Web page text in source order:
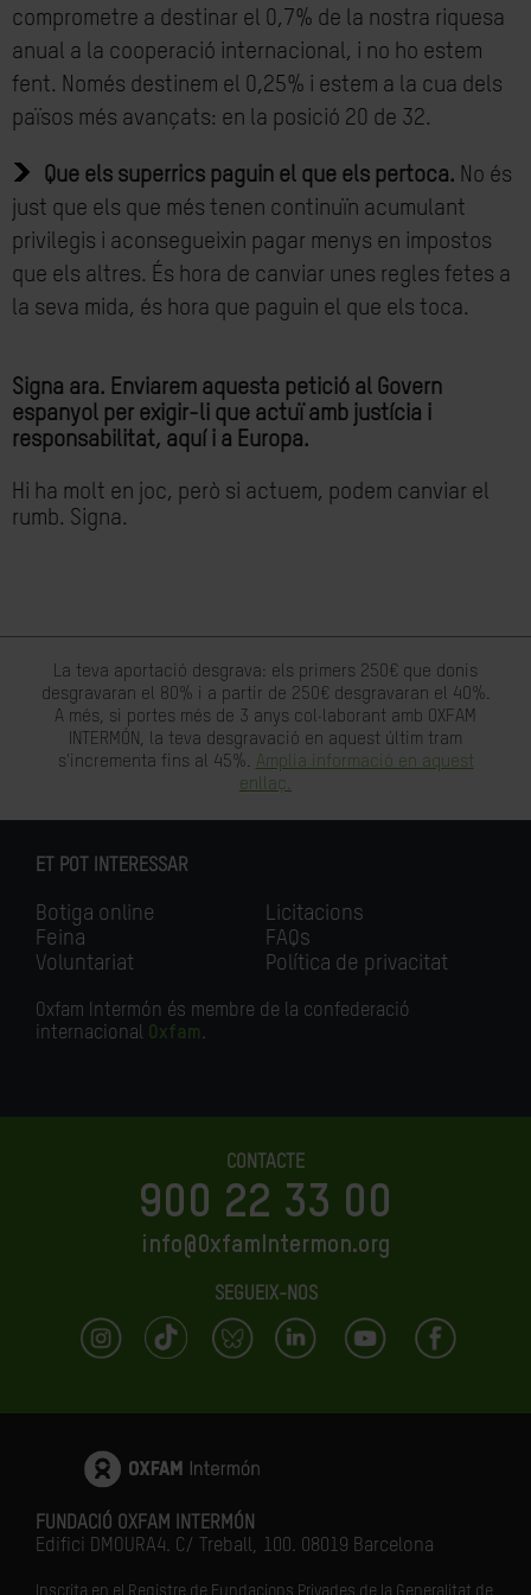
comprometre a destinar el 0,7% de la nostra riquesa
anual a la cooperació internacional, i no ho estem
fent. Només destinem el 0,25% i estem a la cua dels
països més avançats: en la posició 20 de 32.
Que els superrics paguin el que els pertoca. No és
just que els que més tenen continuïn acumulant
privilegis i aconsegueixin pagar menys en impostos
que els altres. És hora de canviar unes regles fetes a
la seva mida, és hora que paguin el que els toca.
Signa ara. Enviarem aquesta petició al Govern
espanyol per exigir-li que actuï amb justícia i
responsabilitat, aquí i a Europa.
Hi ha molt en joc, però si actuem, podem canviar el
rumb. Signa.
La teva aportació desgrava: els primers 250€ que donis
desgravaran el 80% i a partir de 250€ desgravaran el 40%.
A més, si portes més de 3 anys col·laborant amb OXFAM
INTERMÓN, la teva desgravació en aquest últim tram
s'incrementa fins al 45%. Amplia informació en aquest
enllaç.
ET POT INTERESSAR
Botiga online
Feina
Voluntariat
Licitacions
FAQs
Política de privacitat
Oxfam Intermón és membre de la confederació
internacional Oxfam.
CONTACTE
900 22 33 00
info@OxfamIntermon.org
SEGUEIX-NOS
FUNDACIÓ OXFAM INTERMÓN
Edifici DMOURA4. C/ Treball, 100. 08019 Barcelona
Inscrita en el Registre de Fundacions Privades de la Generalitat de